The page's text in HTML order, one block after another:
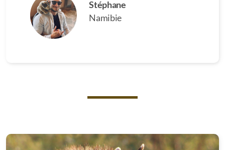
Stéphane
Namibie